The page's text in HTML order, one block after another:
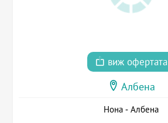
виж офертата
Албена
Нона - Албена